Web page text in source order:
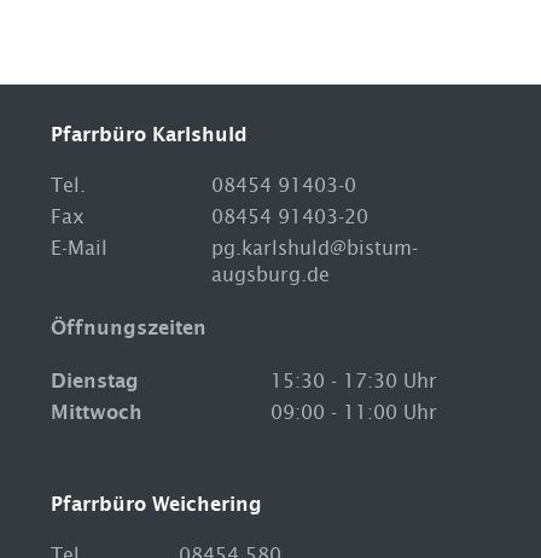
Pfarrbüro Karlshuld
Tel.
08454 91403-0
Fax
08454 91403-20
E-Mail
pg.karlshuld@bistum-
augsburg.de
Öffnungszeiten
Dienstag
15:30 - 17:30 Uhr
Mittwoch
09:00 - 11:00 Uhr
Pfarrbüro Weichering